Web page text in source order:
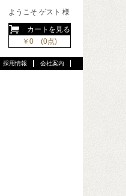
ようこそ ゲスト 様
カートを見る
￥0 (0点)
会社案内
採用情報